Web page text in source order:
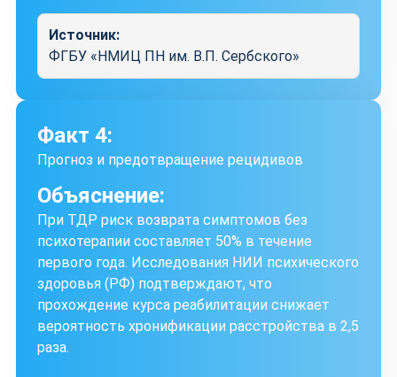
Источник:
ФГБУ «НМИЦ ПН им. В.П. Сербского»
Факт 4:
Прогноз и предотвращение рецидивов
Объяснение:
При ТДР риск возврата симптомов без
психотерапии составляет 50% в течение
первого года. Исследования НИИ психического
здоровья (РФ) подтверждают, что
прохождение курса реабилитации снижает
вероятность хронификации расстройства в 2,5
раза.